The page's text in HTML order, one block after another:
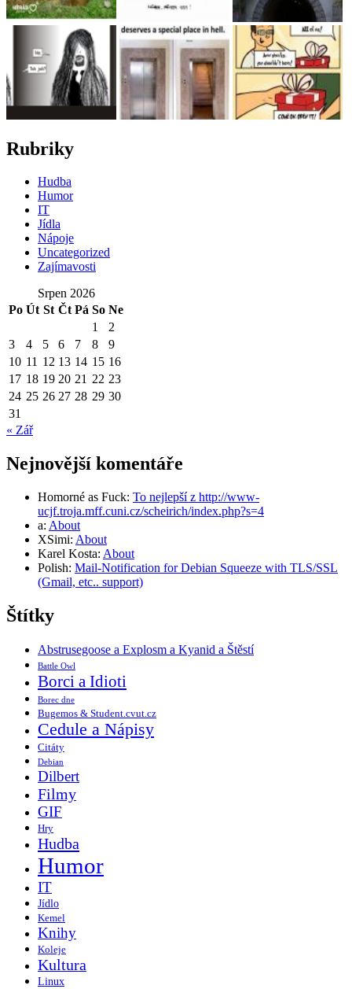
Rubriky
Hudba
Humor
IT
Jídla
Nápoje
Uncategorized
Zajímavosti
Srpen 2026
Po Út St Čt Pá So Ne
1
2
3
4 5 6 7 8
9
10 11 12 13 14 15 16
17 18 19 20 21 22 23
24 25 26 27 28 29 30
31
« Zář
Nejnovější komentáře
Homorné as Fuck: To nejlepší z http://www-
ucjf.troja.mff.cuni.cz/scheirich/index.php?s=4
a: About
XSimi: About
Karel Kosta: About
Polish: Mail-Notification for Debian Squeeze with TLS/SSL
(Gmail, etc.. support)
Štítky
Abstrusegoose a Explosm a Kyanid a Štěstí
Battle Owl
Borci a Idioti
Borec dne
Bugemos & Student.cvut.cz
Cedule a Nápisy
Citáty
Debian
Dilbert
Filmy
GIF
Hry
Hudba
Humor
IT
Jídlo
Kemel
Knihy
Koleje
Kultura
Linux